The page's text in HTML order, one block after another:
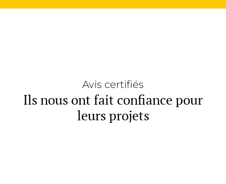
Avis certifiés
Ils nous ont fait confiance pour
leurs projets